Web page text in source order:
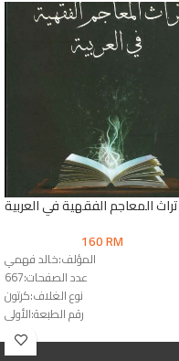
تراث المعاجم الفقهية في العربية
160RM
المؤلف:خالد فهمي
عدد الصفحات:667
نوع الغلاف:كرتون
رقم الطبعة:الأولى
الناشر:دار المقاصد